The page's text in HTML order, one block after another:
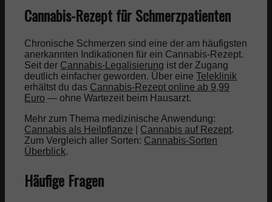
Cannabis-Rezept für Schmerzpatienten
Chronische Schmerzen sind eine der am häufigsten
anerkannten Indikationen für ein Cannabis-Rezept.
Seit der Cannabis-Legalisierung ist der Zugang
deutlich einfacher geworden. Über eineTeleklinik
erhältst du das Cannabis-Rezept online ab 9,99
Euro — ohne Wartezeit beim Hausarzt.
Mehr zum Thema medizinische Anwendung:
Cannabis als Heilpflanze
Cannabis auf Rezept.
Zum Vergleich aller Sorten: Cannabis-Sorten
Überblick.
Häufige Fragen